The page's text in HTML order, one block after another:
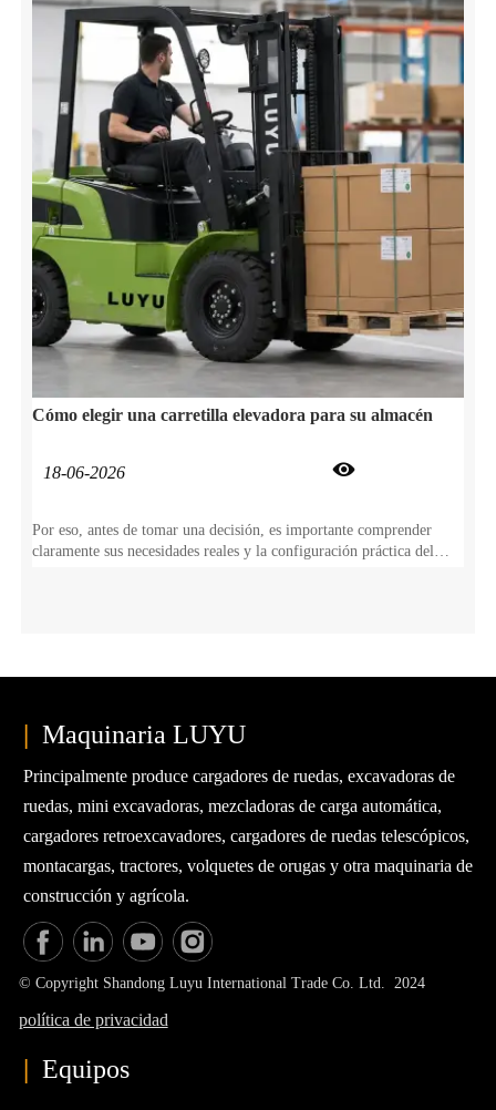
en el campo.
Cómo elegir una carretilla elevadora para su almacén
18-06-2026 
Por eso, antes de tomar una decisión, es importante comprender
claramente sus necesidades reales y la configuración práctica del
| Maquinaria LUYU
Principalmente produce cargadores de ruedas, excavadoras de
ruedas, mini excavadoras, mezcladoras de carga automática,
cargadores retroexcavadores, cargadores de ruedas telescópicos,
montacargas, tractores, volquetes de orugas y otra maquinaria de
construcción y agrícola.
© Copyright Shandong Luyu International Trade Co. Ltd. 2024
política de privacidad
| Equipos